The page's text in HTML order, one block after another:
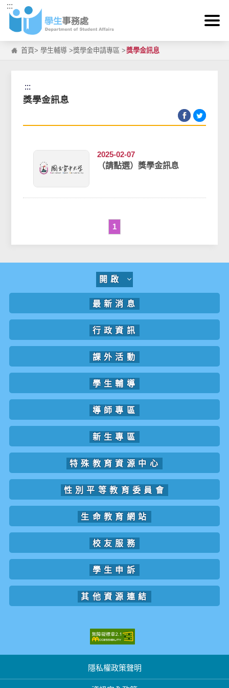
跳到主要內容區塊
:::
首頁>學生輔導 >獎學金申請專區 >獎學金訊息
:::
獎學金訊息
2025-02-07
（請點選）獎學金訊息
1
開啟
最新消息
行政資訊
課外活動
學生輔導
導師專區
新生專區
特殊教育資源中心
性別平等教育委員會
生命教育網站
校友服務
學生申訴
其他資源連結
隱私權政策聲明